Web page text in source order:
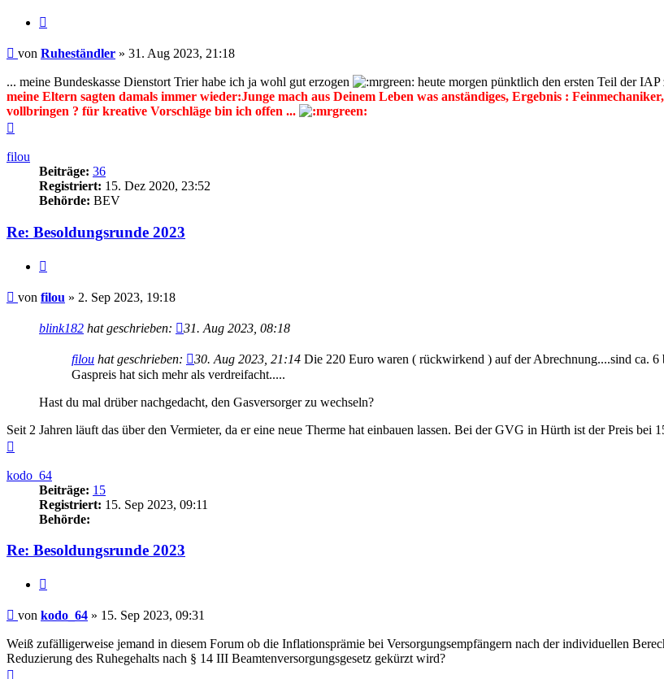
Beitrag
von Ruheständler » 31. Aug 2023, 21:18
... meine Bundeskasse Dienstort Trier habe ich ja wohl gut erzogen
heute morgen pünktlich den ersten Teil der
meine Eltern sagten damals immer wieder:Junge mach aus Deinem Leben was anständiges, Ergebnis :
vollbringen ? für kreative Vorschläge bin ich offen ...
filou
Beiträge: 36
Registriert: 15. Dez 2020, 23:52
Behörde: BEV
Re: Besoldungsrunde 2023
Beitrag
von filou » 2. Sep 2023, 19:18
blink182 hat geschrieben: 31. Aug 2023, 08:18
filou hat geschrieben: 30. Aug 2023, 21:14 Die 220 Euro waren ( rückwirkend ) auf der Abrechnung....sind ca.
Gaspreis hat sich mehr als verdreifacht.....
Hast du mal drüber nachgedacht, den Gasversorger zu wechseln?
Seit 2 Jahren läuft das über den Vermieter, da er eine neue Therme hat einbauen lassen. Bei der GVG in Hürth ist der Preis
kodo_64
Beiträge: 15
Registriert: 15. Sep 2023, 09:11
Behörde:
Re: Besoldungsrunde 2023
Beitrag
von kodo_64 » 15. Sep 2023, 09:31
Weiß zufälligerweise jemand in diesem Forum ob die Inflationsprämie bei Versorgungsempfängern nach der individuellen
Reduzierung des Ruhegehalts nach § 14 III Beamtenversorgungsgesetz gekürzt wird?